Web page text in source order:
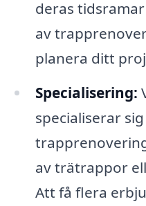
deras
av
planera ditt
Specialisering:
specialiserar
av trätrappor
Att få flera